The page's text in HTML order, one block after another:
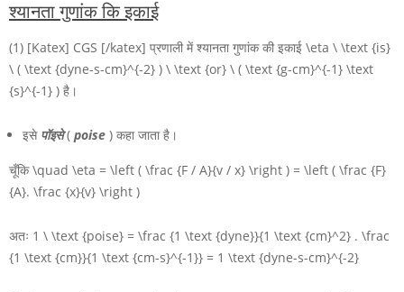
श्यानता गुणांक कि इकाई
(1) [Katex] CGS [/katex] प्रणाली में श्यानता गुणांक की इकाई \eta \ \text {is}
\ ( \text {dyne-s-cm}^{-2} ) \ \text {or} \ ( \text {g-cm}^{-1} \text
{s}^{-1} ) है।
इसे पॉइसे( poise ) कहा जाता है।
चूँकि\quad \eta = \left ( \frac {F / A}{v / x} \right ) = \left ( \frac {F}
{A}. \frac {x}{v} \right )
अतः 1 \ \text {poise} = \frac {1 \text {dyne}}{1 \text {cm}^2} . \frac
{1 \text {cm}}{1 \text {cm-s}^{-1}} = 1 \text {dyne-s-cm}^{-2}